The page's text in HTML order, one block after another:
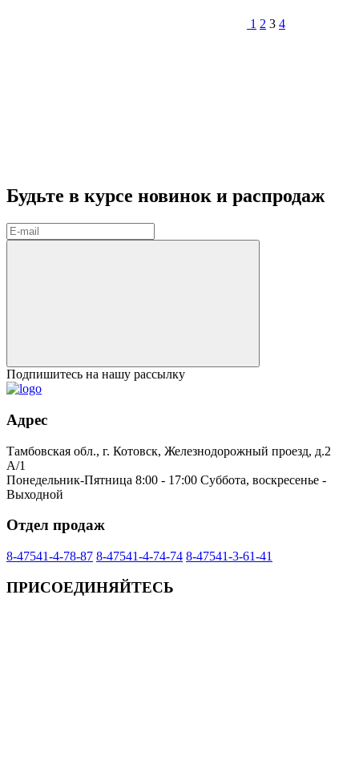
1 2 3 4
Будьте в курсе новинок и распродаж
Подпишитесь на нашу рассылку
Адрес
Тамбовская обл., г. Котовск, Железнодорожный проезд, д.2
А/1
Понедельник-Пятница 8:00 - 17:00 Суббота, воскресенье -
Выходной
Отдел продаж
8-47541-4-78-87 8-47541-4-74-74 8-47541-3-61-41
ПРИСОЕДИНЯЙТЕСЬ